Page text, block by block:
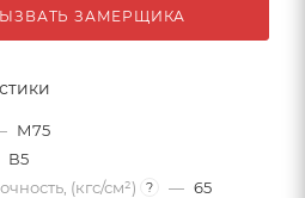
ЗАМЕРЩИКА
М75
В5
(кгс/см²)
? — 65